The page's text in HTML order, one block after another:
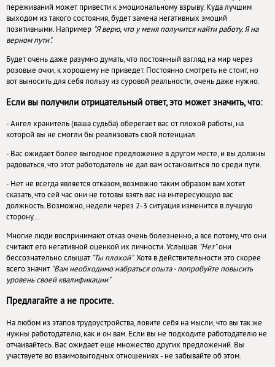
переживаний может привести к эмоциональному взрыву. Куда лучшим
выходом из такого состояния, будет замена негативных эмоций
позитивными. Например "Я верю, что у меня получится найти работу. Я на
верном пути".
Будет очень даже разумно думать, что постоянный взгляд на мир через
розовые очки, к хорошему не приведет. Постоянно смотреть не стоит, но
вот выносить для себя пользу из суровой реальности, очень даже нужно.
Если вы получили отрицательный ответ, это может значить, что:
- Ангел хранитель (ваша судьба) оберегает вас от плохой работы, на
которой вы не смогли бы реализовать свой потенциал.
- Вас ожидает более выгодное предложение в другом месте, и вы должны
радоваться, что этот работодатель не дал вам остановиться по среди пути.
- Нет не всегда является отказом, возможно таким образом вам хотят
сказать, что сей час они не готовы взять вас на интересующую вас
должность. Возможно, недели через 2-3 ситуация изменится в лучшую
сторону...
Многие люди воспринимают отказ очень болезненно, а все потому, что они
считают его негативной оценкой их личности. Услышав "Нет"они
бессознательно слышат"Ты плохой". Хотя в действительности это скорее
всего значит "Вам необходимо набраться опыта - попробуйте повысить
уровень своей квалификации"
Предлагайте а не просите.
На любом из этапов трудоустройства, ловите себя на мысли, что вы так же
нужны работодателю, как и он вам. Если вы не подходите работодателю не
отчаивайтесь. Вас ожидает еще множество других предложений. Вы
участвуете во взаимовыгодных отношениях - не забывайте об этом.